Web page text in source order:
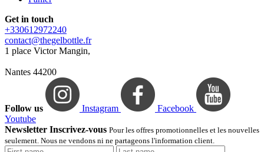
Get in touch
+330612972240
contact@thegelbottle.fr
1 place Victor Mangin,
Nantes 44200
Follow us Instagram
Facebook
Youtube
Newsletter Inscrivez-vous Pour les offres promotionnelles et les nouvelles
seulement. Nous ne vendons ni ne partageons l'information client.